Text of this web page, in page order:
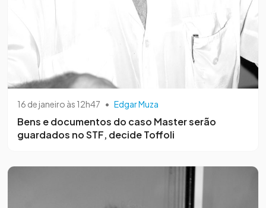
16 de janeiro às 12h47 • Edgar Muza
Bens e documentos do caso Master serão
guardados no STF, decide Toffoli